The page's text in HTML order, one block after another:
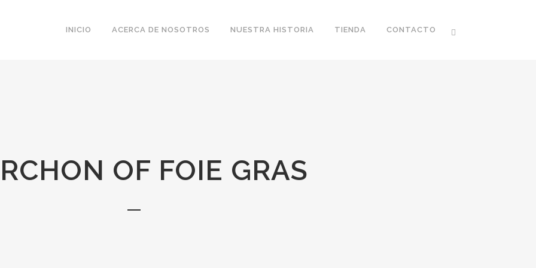
INICIO ACERCA DE NOSOTROS NUESTRA HISTORIA TIENDA CONTACTO
OF FOIE GRAS